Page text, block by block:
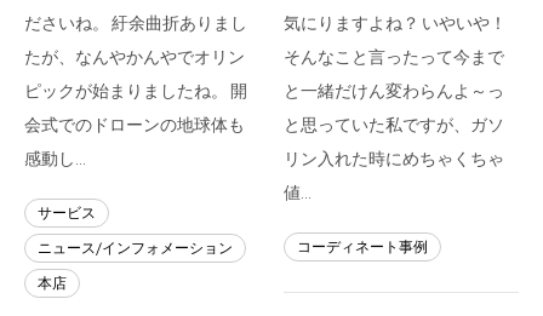
ださいね。 紆余曲折ありまし
たが、なんやかんやでオリン
ピックが始まりましたね。 開
会式でのドローンの地球体も
感動し…
サービス
ニュース/インフォメーション
本店
気にりますよね？ いやいや！
そんなこと言ったって今まで
と一緒だけん変わらんよ～っ
と思っていた私ですが、ガソ
リン入れた時にめちゃくちゃ
値…
コーディネート事例